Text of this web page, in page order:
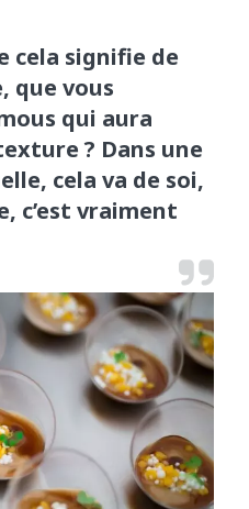
cela signifie de
que vous
qui aura
? Dans une
cela va de soi,
c’est vraiment